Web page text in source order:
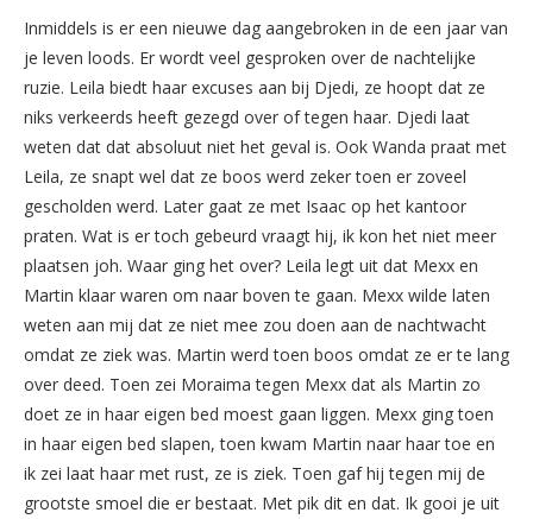
Inmiddels is er een nieuwe dag aangebroken in de een jaar van
je leven loods. Er wordt veel gesproken over de nachtelijke
ruzie. Leila biedt haar excuses aan bij Djedi, ze hoopt dat ze
niks verkeerds heeft gezegd over of tegen haar. Djedi laat
weten dat dat absoluut niet het geval is. Ook Wanda praat met
Leila, ze snapt wel dat ze boos werd zeker toen er zoveel
gescholden werd. Later gaat ze met Isaac op het kantoor
praten. Wat is er toch gebeurd vraagt hij, ik kon het niet meer
plaatsen joh. Waar ging het over? Leila legt uit dat Mexx en
Martin klaar waren om naar boven te gaan. Mexx wilde laten
weten aan mij dat ze niet mee zou doen aan de nachtwacht
omdat ze ziek was. Martin werd toen boos omdat ze er te lang
over deed. Toen zei Moraima tegen Mexx dat als Martin zo
doet ze in haar eigen bed moest gaan liggen. Mexx ging toen
in haar eigen bed slapen, toen kwam Martin naar haar toe en
ik zei laat haar met rust, ze is ziek. Toen gaf hij tegen mij de
grootste smoel die er bestaat. Met pik dit en dat. Ik gooi je uit